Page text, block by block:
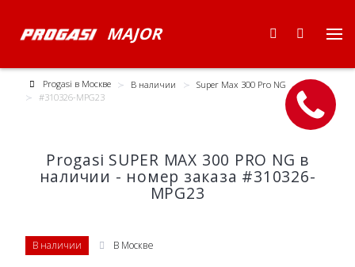
MAJOR
Progasi в Москве В наличии
Super Max 300 Pro NG
#310326-MPG23
Progasi SUPER MAX 300 PRO NG в
наличии - номер заказа #310326-
MPG23
В наличии В Москве